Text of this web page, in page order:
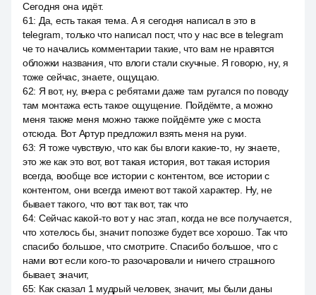
Сегодня она идёт.
61: Да, есть такая тема. А я сегодня написал в это в
telegram, только что написал пост, что у нас все в telegram
че то начались комментарии такие, что вам не нравятся
обложки названия, что влоги стали скучные. Я говорю, ну, я
тоже сейчас, знаете, ощущаю.
62: Я вот, ну, вчера с ребятами даже там ругался по поводу
там монтажа есть такое ощущение. Пойдёмте, а можно
меня также меня можно также пойдёмте уже с моста
отсюда. Вот Артур предложил взять меня на руки.
63: Я тоже чувствую, что как бы влоги какие-то, ну знаете,
это же как это вот, вот такая история, вот такая история
всегда, вообще все истории с контентом, все истории с
контентом, они всегда имеют вот такой характер. Ну, не
бывает такого, что вот так вот, так что
64: Сейчас какой-то вот у нас этап, когда не все получается,
что хотелось бы, значит попозже будет все хорошо. Так что
спасибо большое, что смотрите. Спасибо большое, что с
нами вот если кого-то разочаровали и ничего страшного
бывает, значит,
65: Как сказал 1 мудрый человек, значит, мы были даны